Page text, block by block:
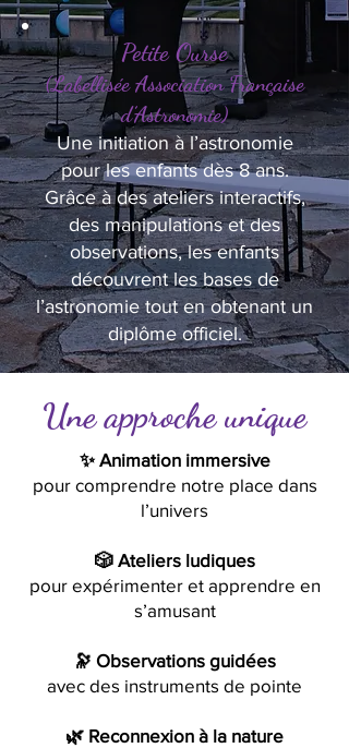
Petite Ourse
(Labellisée Association Française
d’Astronomie)
Une initiation à l’astronomie
pour les enfants dès 8 ans.
Grâce à des ateliers interactifs,
des manipulations et des
observations, les enfants
découvrent les bases de
l’astronomie tout en obtenant un
diplôme officiel.
Une approche unique
✨ Animation immersive
pour comprendre notre place dans
l’univers
🎲 Ateliers ludiques
pour expérimenter et apprendre en
s’amusant
🔭 Observations guidées
avec des instruments de pointe
🌿 Reconnexion à la nature